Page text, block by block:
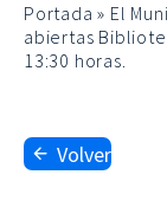
Portada » El
abiertas
13:30 horas.
Volver